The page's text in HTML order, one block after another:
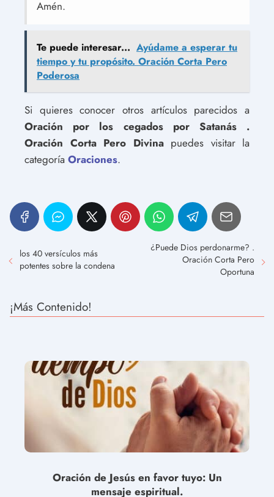
Amén.
Te puede interesar... Ayúdame a esperar tu
tiempo y tu propósito. Oración Corta Pero
Poderosa
Si quieres conocer otros artículos parecidos a
Oración por los cegados por Satanás .
Oración Corta Pero Divinapuedes visitar la
categoría Oraciones.
los 40 versículos más
potentes sobre la condena
¿Puede Dios perdonarme? .
Oración Corta Pero
Oportuna
¡Más Contenido!
Oración de Jesús en favor tuyo: Un
mensaje espiritual.